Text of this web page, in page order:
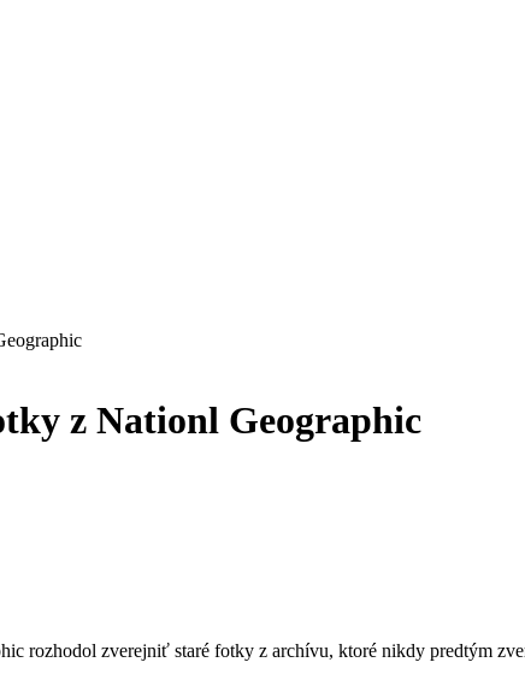
z Nationl Geographic
rozhodol zverejniť staré fotky z archívu, ktoré nikdy predtým